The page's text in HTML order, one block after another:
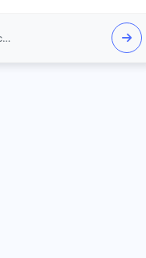
New Elements GmbH / IT-Schulungen.com